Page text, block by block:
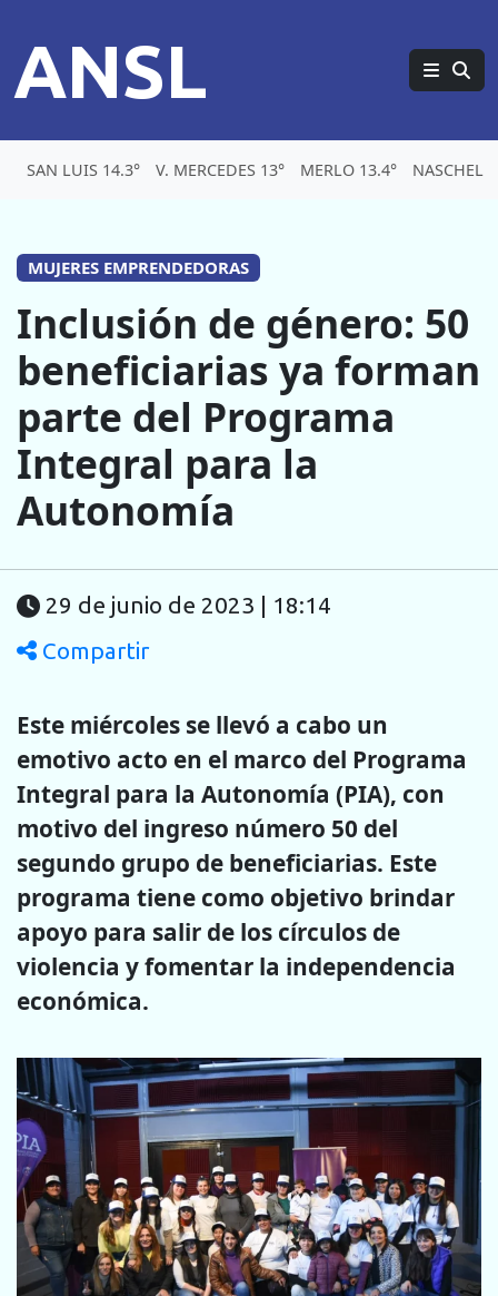
ANSL
SAN LUIS 14.3° V. MERCEDES 13° MERLO 13.4° NASCHEL
MUJERES EMPRENDEDORAS
Inclusión de género: 50
beneficiarias ya forman
parte del Programa
Integral para la
Autonomía
29 de junio de 2023 | 18:14
Compartir
Este miércoles se llevó a cabo un
emotivo acto en el marco del Programa
Integral para la Autonomía (PIA), con
motivo del ingreso número 50 del
segundo grupo de beneficiarias. Este
programa tiene como objetivo brindar
apoyo para salir de los círculos de
violencia y fomentar la independencia
económica.